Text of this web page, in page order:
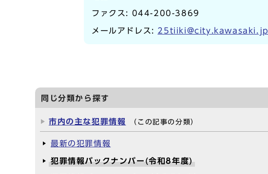
ファクス: 044-200-3869
メールアドレス: 25tiiki@city.kawasaki.jp
同じ分類から探す
市内の主な犯罪情報 （この記事の分類）
最新の犯罪情報
犯罪情報バックナンバー(令和8年度)